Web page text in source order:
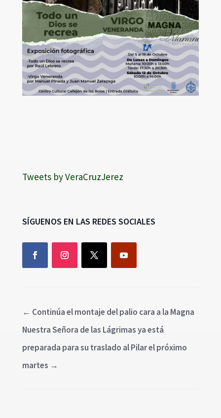
Tweets by VeraCruzJerez
SÍGUENOS EN LAS REDES SOCIALES
← Continúa el montaje del palio cara a la Magna
Nuestra Señora de las Lágrimas ya está
preparada para su traslado al Pilar el próximo
martes →